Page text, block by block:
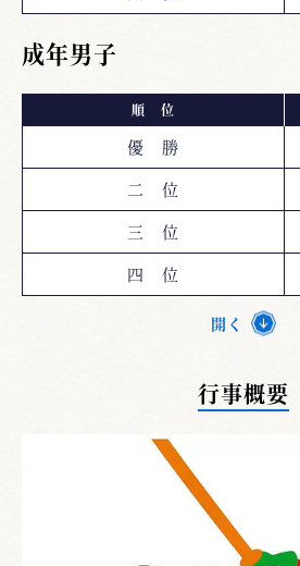
成年男子
順 位
優 勝
二 位
三 位
四 位
開く
行事概要